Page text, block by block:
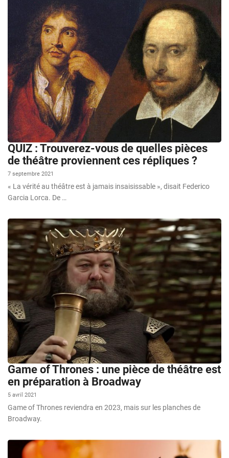
QUIZ : Trouverez-vous de quelles pièces
de théâtre proviennent ces répliques ?
7 septembre 2021
« La vérité au théâtre est à jamais insaisissable », disait Federico
Garcia Lorca. De …
Game of Thrones : une pièce de théâtre est
en préparation à Broadway
5 avril 2021
Game of Thrones reviendra en 2023, mais sur les planches de
Broadway.